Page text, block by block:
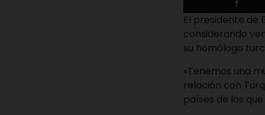
El presidente de
considerando
su homólogo
«Tenemos una
relación con
países de los